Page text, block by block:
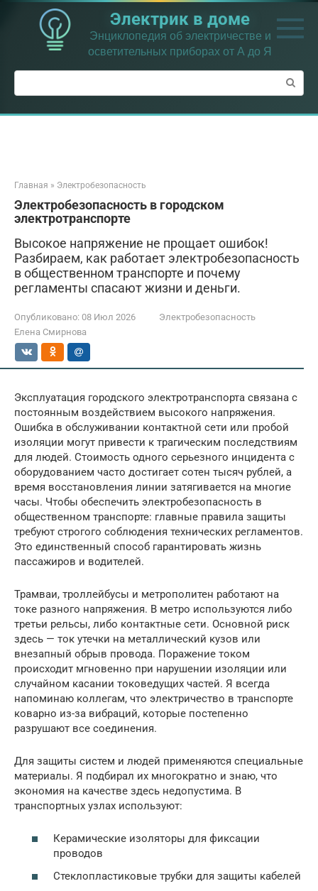
Перейти
контенту
Электрик в доме
Энциклопедия об электричестве и
осветительных приборах от А до Я
Поиск:
Главная » Электробезопасность
Электробезопасность в городском
электротранспорте
Высокое напряжение не прощает ошибок!
Разбираем, как работает электробезопасность
в общественном транспорте и почему
регламенты спасают жизни и деньги.
Опубликовано: 08 Июл 2026
Электробезопасность
Елена Смирнова
Эксплуатация городского электротранспорта связана с
постоянным воздействием высокого напряжения.
Ошибка в обслуживании контактной сети или пробой
изоляции могут привести к трагическим последствиям
для людей. Стоимость одного серьезного инцидента с
оборудованием часто достигает сотен тысяч рублей, а
время восстановления линии затягивается на многие
часы. Чтобы обеспечить электробезопасность в
общественном транспорте: главные правила защиты
требуют строгого соблюдения технических регламентов.
Это единственный способ гарантировать жизнь
пассажиров и водителей.
Трамваи, троллейбусы и метрополитен работают на
токе разного напряжения. В метро используются либо
третьи рельсы, либо контактные сети. Основной риск
здесь — ток утечки на металлический кузов или
внезапный обрыв провода. Поражение током
происходит мгновенно при нарушении изоляции или
случайном касании токоведущих частей. Я всегда
напоминаю коллегам, что электричество в транспорте
коварно из-за вибраций, которые постепенно
разрушают все соединения.
Для защиты систем и людей применяются специальные
материалы. Я подбирал их многократно и знаю, что
экономия на качестве здесь недопустима. В
транспортных узлах используют:
Керамические изоляторы для фиксации
проводов
Стеклопластиковые трубки для защиты кабелей